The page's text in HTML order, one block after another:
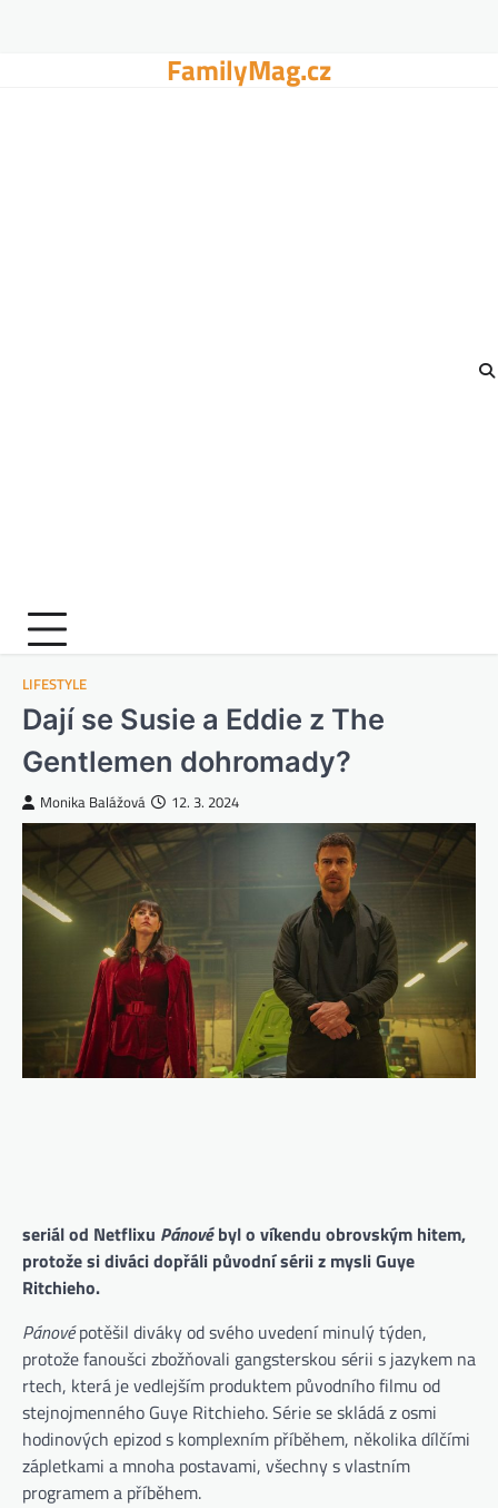
FamilyMag.cz
LIFESTYLE
Dají se Susie a Eddie z The
Gentlemen dohromady?
Monika Balážová 12. 3. 2024
seriál od Netflixu Pánovébyl o víkendu obrovským hitem,
protože si diváci dopřáli původní sérii z mysli Guye
Ritchieho.
Pánovépotěšil diváky od svého uvedení minulý týden,
protože fanoušci zbožňovali gangsterskou sérii s jazykem na
rtech, která je vedlejším produktem původního filmu od
stejnojmenného Guye Ritchieho. Série se skládá z osmi
hodinových epizod s komplexním příběhem, několika dílčími
zápletkami a mnoha postavami, všechny s vlastním
programem a příběhem.